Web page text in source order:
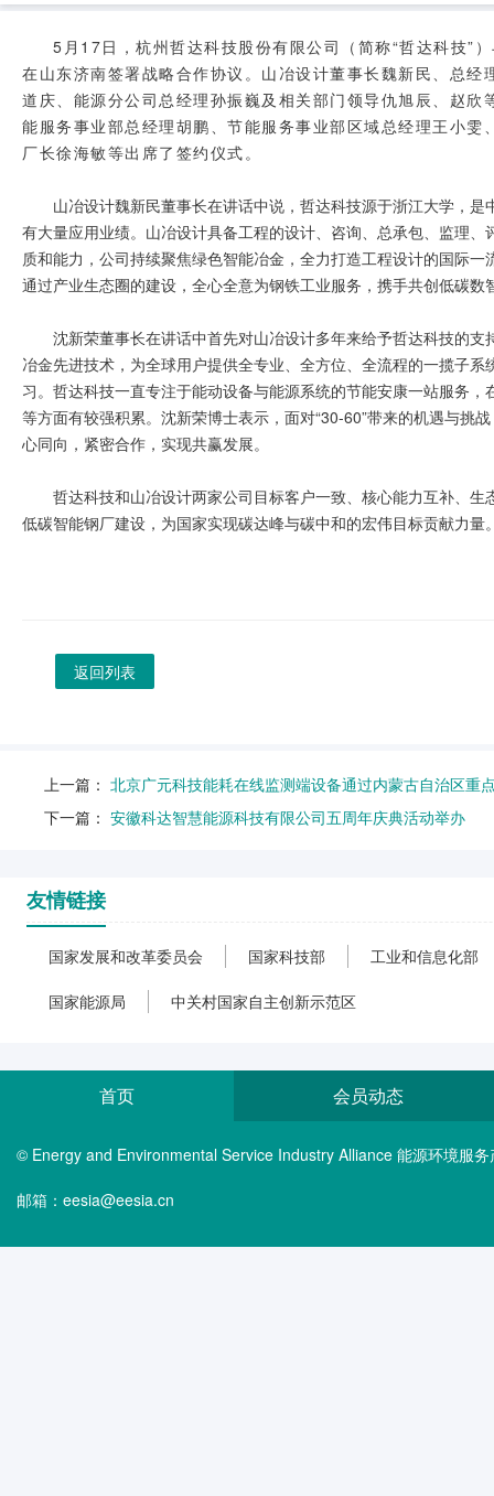
5月17日，杭州哲达科技股份有限公司（简称“哲达科技”
在山东济南签署战略合作协议。山冶设计董事长魏新民、总
道庆、能源分公司总经理孙振巍及相关部门领导仇旭辰、赵
能服务事业部总经理胡鹏、节能服务事业部区域总经理王小
厂长徐海敏等出席了签约仪式。
山冶设计魏新民董事长在讲话中说，哲达科技源于浙江大学，
有大量应用业绩。山冶设计具备工程的设计、咨询、总承包、监理
质和能力，公司持续聚焦绿色智能冶金，全力打造工程设计的国际
通过产业生态圈的建设，全心全意为钢铁工业服务，携手共创低碳数
沈新荣董事长在讲话中首先对山冶设计多年来给予哲达科技的
冶金先进技术，为全球用户提供全专业、全方位、全流程的一揽子
习。哲达科技一直专注于能动设备与能源系统的节能安康一站服务
等方面有较强积累。沈新荣博士表示，面对“30-60”带来的机遇与挑
心同向，紧密合作，实现共赢发展。
哲达科技和山冶设计两家公司目标客户一致、核心能力互补、
低碳智能钢厂建设，为国家实现碳达峰与碳中和的宏伟目标贡献力量
返回列表
上一篇： 北京广元科技能耗在线监测端设备通过内蒙古自治区重
下一篇： 安徽科达智慧能源科技有限公司五周年庆典活动举办
友情链接
国家发展和改革委员会 国家科技部 工业和信息化部
国家能源局 中关村国家自主创新示范区
首页 会员动态
© Energy and Environmental Service Industry Alliance 能源环境服
邮箱：eesia@eesia.cn